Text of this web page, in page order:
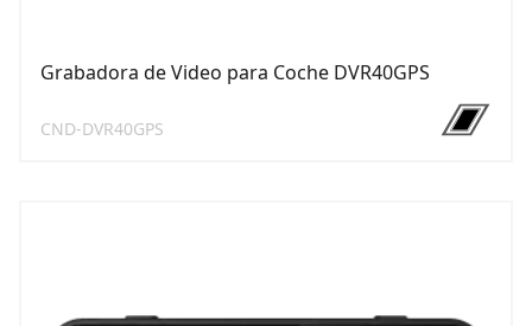
Grabadora de Video para Coche DVR40GPS
CND-DVR40GPS